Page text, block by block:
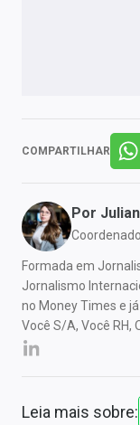
COMPARTILHAR
Por
Formada em
Jornalismo
no Money Times e
Você S/A, Você RH,
Leia mais sobre: